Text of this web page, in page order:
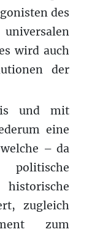
des
wird auch
der
und mit
eine
– da
zugleich
zum